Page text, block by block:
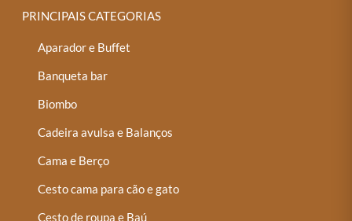
PRINCIPAIS CATEGORIAS
Aparador e Buffet
Banqueta bar
Biombo
Cadeira avulsa e Balanços
Cama e Berço
Cesto cama para cão e gato
Cesto de roupa e Baú